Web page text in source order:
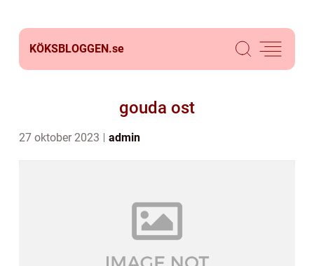
KÖKSBLOGGEN.se
gouda ost
27 oktober 2023 admin